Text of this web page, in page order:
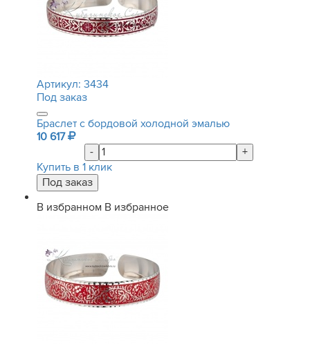
Артикул: 3434
Под заказ
Браслет с бордовой холодной эмалью
10 617
-
+
Купить в 1 клик
В избранном В избранное